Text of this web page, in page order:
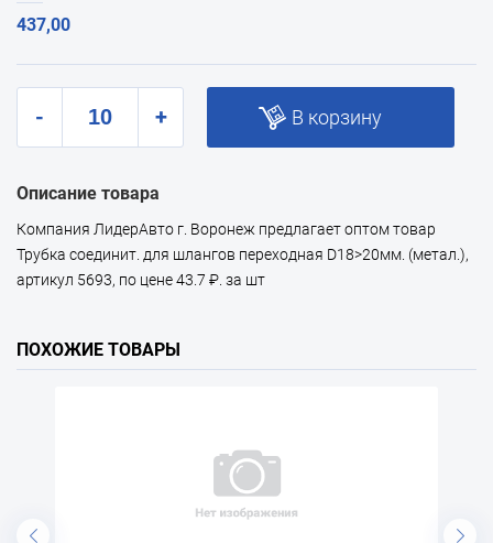
437,00
- + В корзину
Описание товара
Компания ЛидерАвто г. Воронеж предлагает оптом товар
Трубка соединит. для шлангов переходная D18>20мм. (метал.),
артикул 5693, по цене 43.7 ₽. за шт
ПОХОЖИЕ ТОВАРЫ